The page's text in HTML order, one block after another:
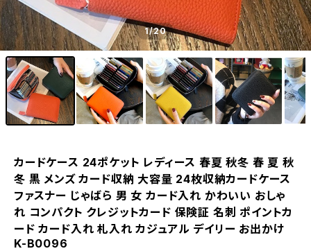
1/20
カードケース 24ポケット レディース 春夏 秋冬 春 夏 秋
冬 黒 メンズ カード収納 大容量 24枚収納カードケース
ファスナー じゃばら 男 女 カード入れ かわいい おしゃ
れ コンパクト クレジットカード 保険証 名刺 ポイントカ
ード カード入れ 札入れ カジュアル デイリー お出かけ
K-B0096